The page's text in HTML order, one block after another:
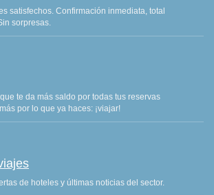
satisfechos. Confirmación inmediata, total
sorpresas.
te da más saldo por todas tus reservas
por lo que ya haces: ¡viajar!
de hoteles y últimas noticias del sector.